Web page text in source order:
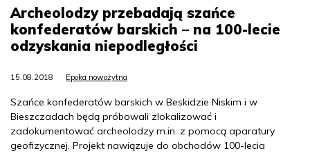
Archeolodzy przebadają szańce
konfederatów barskich – na 100-lecie
odzyskania niepodległości
15.08.2018 Epoka nowożytna
Szańce konfederatów barskich w Beskidzie Niskim i w
Bieszczadach będą próbowali zlokalizować i
zadokumentować archeolodzy m.in. z pomocą aparatury
geofizycznej. Projekt nawiązuje do obchodów 100-lecia